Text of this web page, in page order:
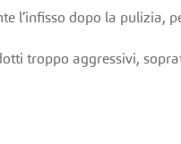
l’infisso dopo la pulizia,
troppo aggressivi,